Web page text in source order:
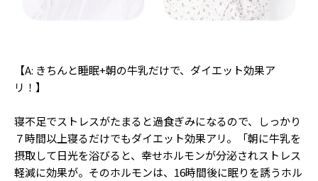
ST member
【A: きちんと睡眠+朝の牛乳だけで、ダイエット効果ア
リ！】
寝不足でストレスがたまると過食ぎみになるので、しっかり
７時間以上寝るだけでもダイエット効果アリ。「朝に牛乳を
摂取して日光を浴びると、幸せホルモンが分泌されストレス
軽減に効果が。そのホルモンは、16時間後に眠りを誘うホル